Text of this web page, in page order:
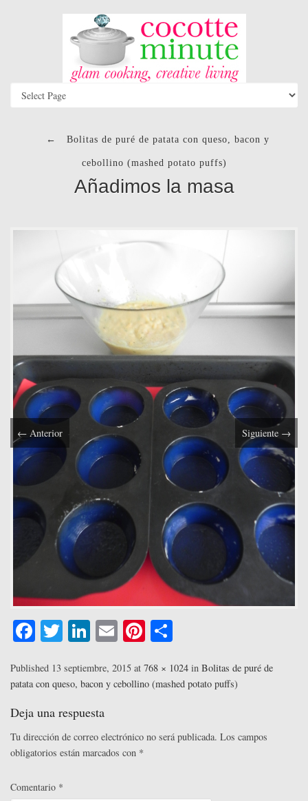
← Bolitas de puré de patata con queso, bacon y
cebollino (mashed potato puffs)
Añadimos la masa
← Anterior Siguiente →
Fa
bo
ok
T
tte
r
Li
ed
In
E
ail
Pi
er
es
m
pa
r
Published 13 septiembre, 2015 at 768 × 1024 in Bolitas de puré de
patata con queso, bacon y cebollino (mashed potato puffs)
Deja una respuesta
Tu dirección de correo electrónico no será publicada. Los campos
obligatorios están marcados con *
Comentario *